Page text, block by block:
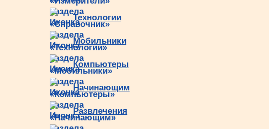
Технологии
Мобильники
Компьютеры
Начинающим
Развлечения